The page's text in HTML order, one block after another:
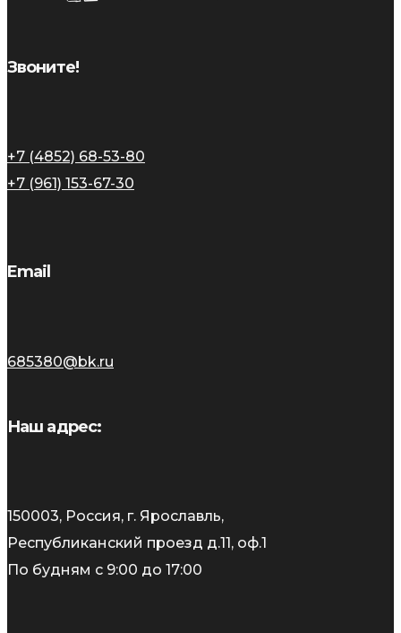
Звоните!
+7 (4852) 68-53-80
+7 (961) 153-67-30
Email
685380@bk.ru
Наш адрес:
150003, Россия, г. Ярославль,
Республиканский проезд д.11, оф.1
По будням с 9:00 до 17:00